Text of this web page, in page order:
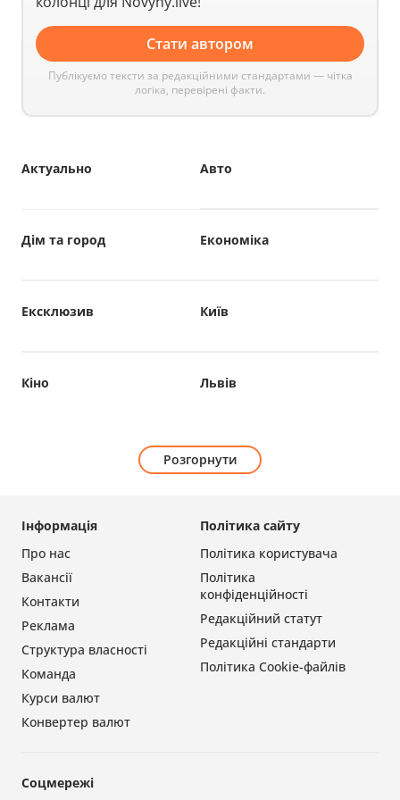
Стати автором
Публікуємо тексти за редакційними стандартами — чітка
логіка, перевірені факти.
Авто
Актуально
Дім та город Економіка
Ексклюзив Київ
Кіно Львів
Розгорнути
Політика сайту
Політика користувача
Політика
конфіденційності
Редакційний статут
Редакційні стандарти
Політика Cookie-файлів
Інформація
Про нас
Вакансії
Контакти
Реклама
Структура власності
Команда
Курси валют
Конвертер валют
Соцмережі